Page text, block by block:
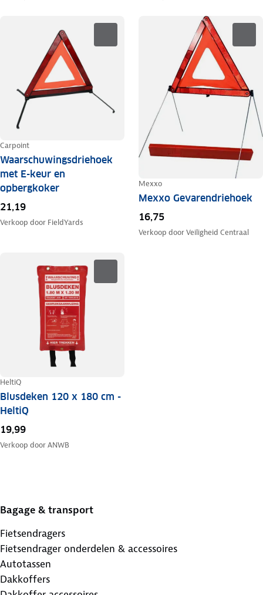
Carpoint
Waarschuwingsdriehoek
met E-keur en
opbergkoker
21,19
Verkoop door FieldYards
Mexxo
Mexxo Gevarendriehoek
16,75
Verkoop doorVeiligheid Centraal
HeltiQ
Blusdeken 120 x 180 cm -
HeltiQ
19,99
Verkoop doorANWB
Bagage & transport
Fietsendragers
Fietsendrager onderdelen & accessoires
Autotassen
Dakkoffers